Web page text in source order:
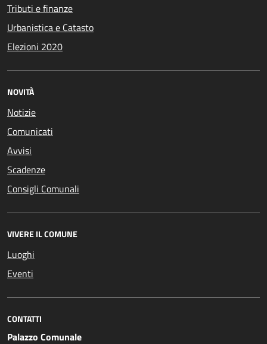
Tributi e finanze
Urbanistica e Catasto
Elezioni 2020
NOVITÀ
Notizie
Comunicati
Avvisi
Scadenze
Consigli Comunali
VIVERE IL COMUNE
Luoghi
Eventi
CONTATTI
Palazzo Comunale